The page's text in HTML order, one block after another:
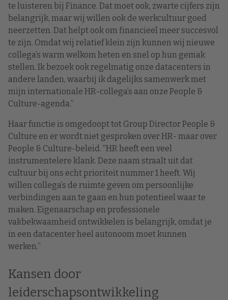
te luisteren bij Finance. Dat moet ook, zwarte cijfers zijn
belangrijk, maar wij willen ook de werkcultuur goed
neerzetten. Dat helpt ook om financieel meer succesvol
te zijn. Omdat wij relatief klein zijn kunnen wij nieuwe
collega’s warm welkom heten en snel op hun gemak
stellen. Ik bezoek ook regelmatig onze datacenters in
andere landen, waarbij ik dagelijks samenwerk met
mijn internationale HR-collega’s aan onze People &
Culture-agenda.”
Haar functie is omgedoopt tot Group Director People &
Culture en er wordt niet gesproken over HR- maar over
People & Culture-beleid. “HR heeft een veel
instrumentelere klank. Deze naam straalt uit dat
cultuur bij ons echt prioriteit nummer 1 heeft. Wij
willen collega’s de ruimte geven om persoonlijke
verbindingen aan te gaan en hun potentieel waar te
maken. Eigenaarschap en professionele
vakbekwaamheid ontwikkelen is belangrijk, omdat je
in een datacenter heel autonoom moet kunnen
werken.”
Kansen door
leiderschapsontwikkeling